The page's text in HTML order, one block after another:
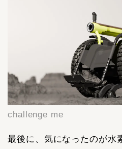
challenge me
最後に、気になったのが水